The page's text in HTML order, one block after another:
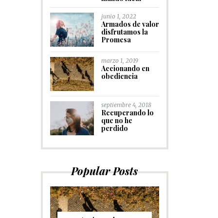
junio 1, 2022
Armados de valor
disfrutamos la
Promesa
marzo 1, 2019
Accionando en
obediencia
septiembre 4, 2018
Recuperando lo
que no he
perdido
Popular Posts